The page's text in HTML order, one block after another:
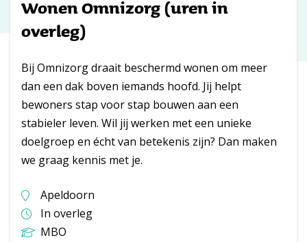
Wonen Omnizorg (uren in
overleg)
Bij Omnizorg draait beschermd wonen om meer
dan een dak boven iemands hoofd. Jij helpt
bewoners stap voor stap bouwen aan een
stabieler leven. Wil jij werken met een unieke
doelgroep en écht van betekenis zijn? Dan maken
we graag kennis met je.
Apeldoorn
In overleg
MBO